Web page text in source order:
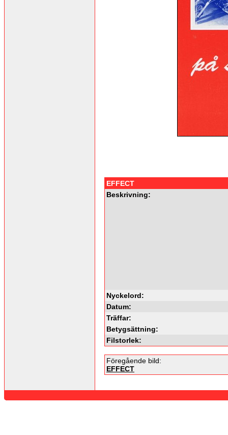
EFFECT
Beskrivning:
Nyckelord:
Datum:
Träffar:
Betygsättning:
Filstorlek:
Föregående bild:
EFFECT